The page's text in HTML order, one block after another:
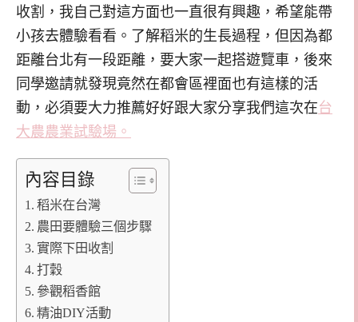
收割，我自己對這方面也一直很有興趣，希望能帶
小孩去體驗看看。了解稻米的生長過程，但因為都
距離台北有一段距離，要大家一起搭遊覽車，後來
同學邀請就發現竟然在都會區裡面也有這樣的活
動，必須要大力推薦好好跟大家分享我們這次在台
大農農業試驗場。
內容目錄
稻米在台灣
農田要體驗三個步驟
實際下田收割
打穀
參觀稻香館
精油DIY活動